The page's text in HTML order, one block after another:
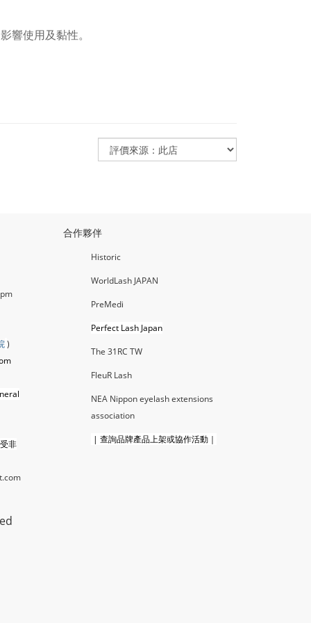
響使用及黏性。
)
非
合作夥伴
Historic
WorldLash JAPAN
PreMedi
Perfect Lash Japan
The 31RC TW
FleuR Lash
NEA Nippon eyelash extensions
association
| 查詢品牌產品上架或協作活動｜